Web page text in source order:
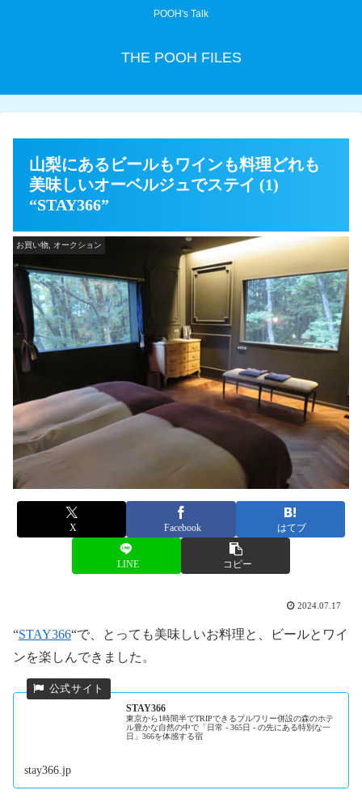
POOH's Talk
THE POOH FILES
山梨にあるビールもワインも料理どれも
美味しいオーベルジュでステイ (1)
“STAY366”
お買い物, オークション
X Facebook はてブ
LINE コピー
2024.07.17
“STAY366“で、とっても美味しいお料理と、ビールとワイ
ンを楽しんできました。
STAY366
東京から1時間半でTRIPできるブルワリー併設の森のホテ
ル豊かな自然の中で「日常 - 365日 - の先にある特別な一
日」366を体感する宿
stay366.jp